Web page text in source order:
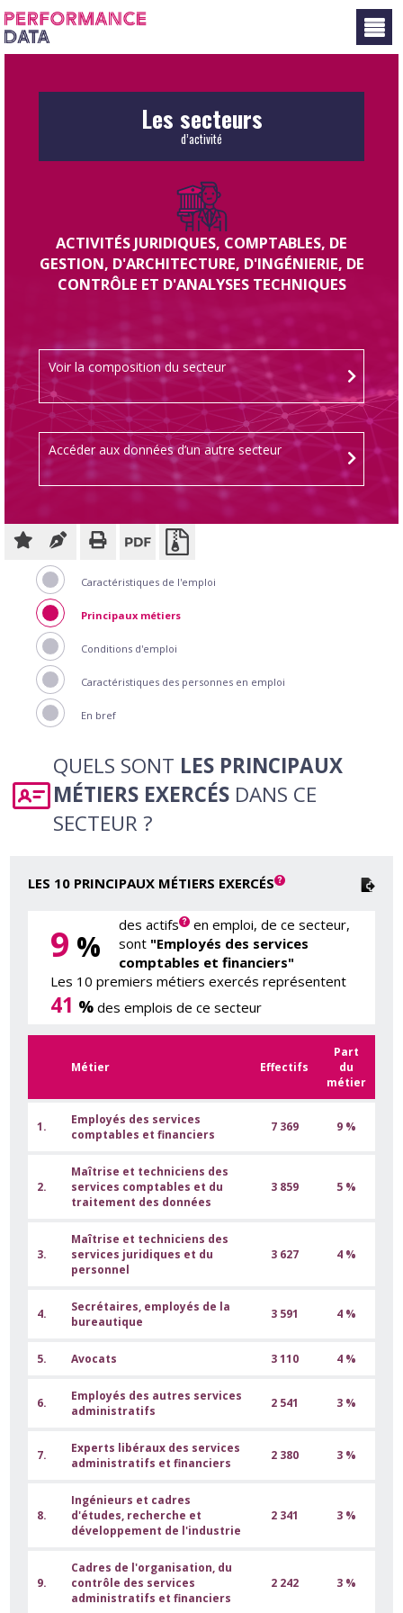
Panneau de gestion des cookies
Les secteurs
d’activité
ACTIVITÉS JURIDIQUES, COMPTABLES, DE
GESTION, D'ARCHITECTURE, D'INGÉNIERIE, DE
CONTRÔLE ET D'ANALYSES TECHNIQUES
Voir la composition du secteur
Accéder aux données d’un autre secteur
Caractéristiques de l'emploi
Principaux métiers
Conditions d'emploi
Caractéristiques des personnes en emploi
En bref
QUELS SONT LES PRINCIPAUX
MÉTIERS EXERCÉS DANS CE
SECTEUR ?
LES 10 PRINCIPAUX MÉTIERS EXERCÉS
9 %
des actifs
en emploi, de ce secteur,
sont "Employés des services
comptables et financiers"
Les 10 premiers métiers exercés représentent
41 % des emplois de ce secteur
Métier Effectifs
Part
du
métier
1.
Employés des services
comptables et financiers
7 369 9 %
2.
Maîtrise et techniciens des
services comptables et du
traitement des données
3 859 5 %
3.
Maîtrise et techniciens des
services juridiques et du
personnel
3 627 4 %
4.
Secrétaires, employés de la
bureautique
3 591 4 %
5. Avocats 3 110 4 %
6.
Employés des autres services
administratifs
2 541 3 %
7.
Experts libéraux des services
administratifs et financiers
2 380 3 %
8.
Ingénieurs et cadres
d'études, recherche et
développement de l'industrie
2 341 3 %
9.
Cadres de l'organisation, du
contrôle des services
administratifs et financiers
2 242 3 %